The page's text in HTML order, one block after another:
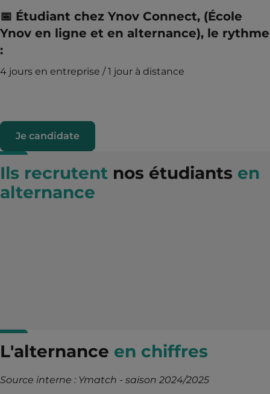
📅 Étudiant chez Ynov Connect, (École
Ynov en ligne et en alternance), le rythme
:
4 jours en entreprise / 1 jour à distance
Je candidate
Ils recrutent nos étudiants en
alternance
L'alternance en chiffres
Source interne : Ymatch - saison 2024/2025